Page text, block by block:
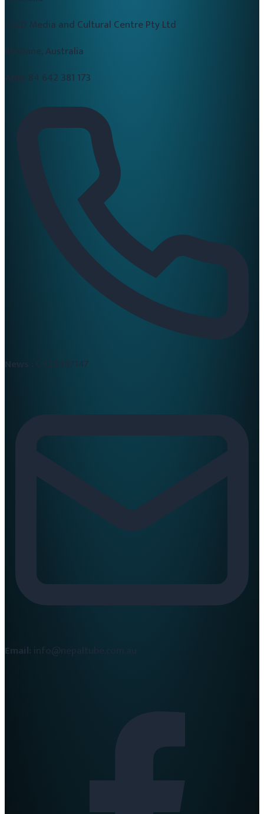
CALD Media and Cultural Centre Pty Ltd
Brisbane, Australia
84 642 381 173
Email: